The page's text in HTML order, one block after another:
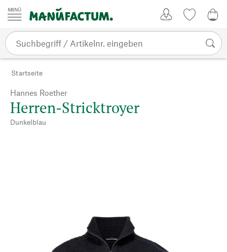
Zum Inhalt springen
Startseite
Hannes Roether
Herren-Stricktroyer
Dunkelblau